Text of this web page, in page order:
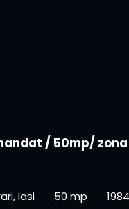
/ 50mp/ zona
Iasi 50 mp 1984